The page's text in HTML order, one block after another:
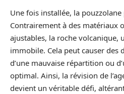
Une fois installée, la
Contrairement à des matériaux
ajustables, la roche volcanique,
immobile. Cela peut causer des
d’une mauvaise répartition ou
optimal. Ainsi, la révision de
devient un véritable défi,